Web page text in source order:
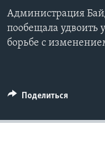
Администрация
пообещала удвоить
борьбе с
Поделиться